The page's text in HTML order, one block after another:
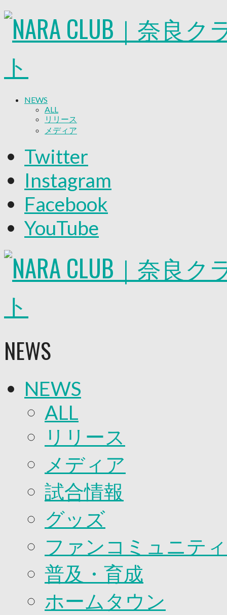
NEWS
ALL
リリース
メディア
グッズ
ファンコミュニティ
普及・育成
ホームタウン
コラム
その他
TEAM
2026/27トップチーム
2026/27トップチームスタッフ
バモス
チアダンススクール
ボランティアチーム「volundeer」
写真・動画使用ガイドライン
ロートフィールド奈良
2026/27
練習見学時のファンサービスについて
奈良クラブ明治安田J3リーグ2026/27シーズン試
奈良クラブ明治安田Ｊ3リーグ 2026/27シーズン
観戦ルール＆マナー
FANCOMMUNITY
2026/27ファンコミュニティ
サポートショップ
オフィシャルストア（実店舗）
オンラインストア
ACADEMY
アカデミーについて
プロジェクト
コーチ&スタッフ
ジュニア
ジュニアユース
ユース
練習拠点（ナラディーア）
SCHOOL
CLUB
Twitter
Instagram
Facebook
YouTube
NEWS
NEWS
ALL
リリース
メディア
試合情報
グッズ
ファンコミュニティ
普及・育成
ホームタウン